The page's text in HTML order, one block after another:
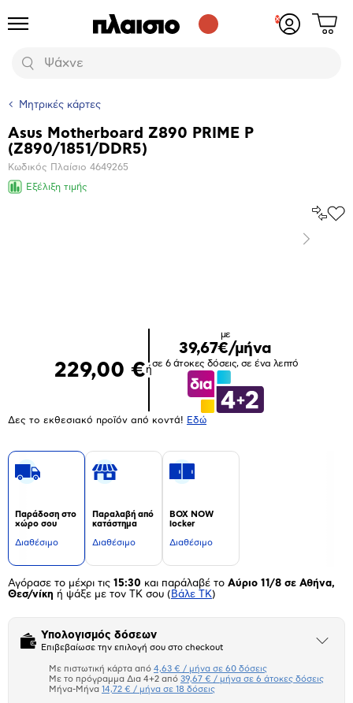
Προϊόντα
Αναζήτηση
Δες
Μητρικές κάρτες
Βασικά
χαρακτηριστικά
Asus Motherboard Z890 PRIME P
(Z890/1851/DDR5)
Κωδικός Πλαίσιο 4649265
Εξέλιξη τιμής
Επόμενο
229,00 €ή
με
39,67€/μήνα
σε 6 άτοκες δόσεις, σε ένα λεπτό
Δες το εκθεσιακό προϊόν από κοντά! Eδώ
Παράδοση στο
χώρο σου
Διαθέσιμο
Παραλαβή από
κατάστημα
Διαθέσιμο
BOX NOW
locker
Διαθέσιμο
Αγόρασε το μέχρι τις 15:30 και παράλαβέ το Αύριο 11/8 σε Αθήνα,
Θεσ/νίκη ή ψάξε με τον ΤΚ σου ( Βάλε ΤΚ)
Υπολογισμός δόσεων
Επιβεβαίωσε την επιλογή σου στο checkout
Άνοιξε
Πιστωτική κάρτα
Με πιστωτική κάρτα από 4,63 € / μήνα σε 60 δόσεις
Με το πρόγραμμα Δια 4+2 από 39,67 € / μήνα σε 6 άτοκες δόσεις
Μήνα-Μήνα 14,72 € / μήνα σε 18 δόσεις